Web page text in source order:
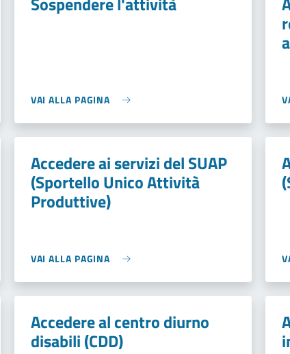
VAI ALLA PAGINA
Accedere ai servizi del SUAP
(Sportello Unico Attività
Produttive)
VAI ALLA PAGINA
Accedere al centro diurno
disabili (CDD)